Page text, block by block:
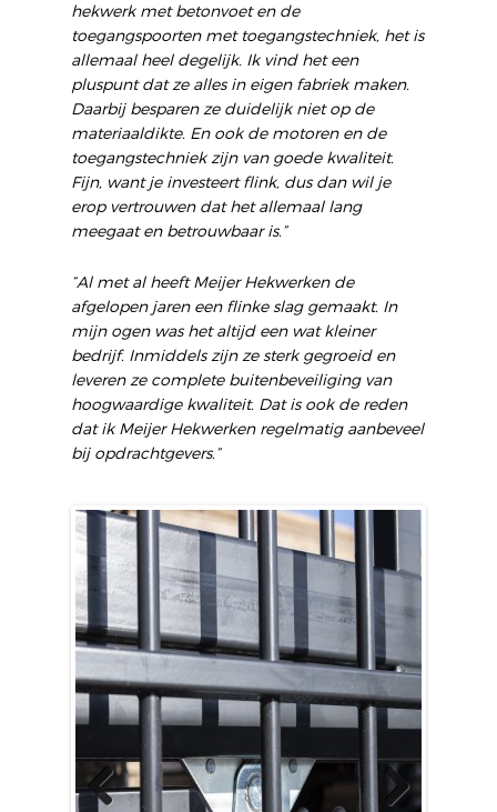
hekwerk met betonvoet en de
toegangspoorten met toegangstechniek, het is
allemaal heel degelijk. Ik vind het een
pluspunt dat ze alles in eigen fabriek maken.
Daarbij besparen ze duidelijk niet op de
materiaaldikte. En ook de motoren en de
toegangstechniek zijn van goede kwaliteit.
Fijn, want je investeert flink, dus dan wil je
erop vertrouwen dat het allemaal lang
meegaat en betrouwbaar is.”
“Al met al heeft Meijer Hekwerken de
afgelopen jaren een flinke slag gemaakt. In
mijn ogen was het altijd een wat kleiner
bedrijf. Inmiddels zijn ze sterk gegroeid en
leveren ze complete buitenbeveiliging van
hoogwaardige kwaliteit. Dat is ook de reden
dat ik Meijer Hekwerken regelmatig aanbeveel
bij opdrachtgevers.”